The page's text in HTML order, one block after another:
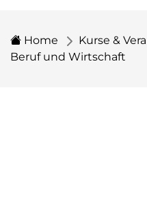
Home Kurse &
Beruf und Wirtschaft